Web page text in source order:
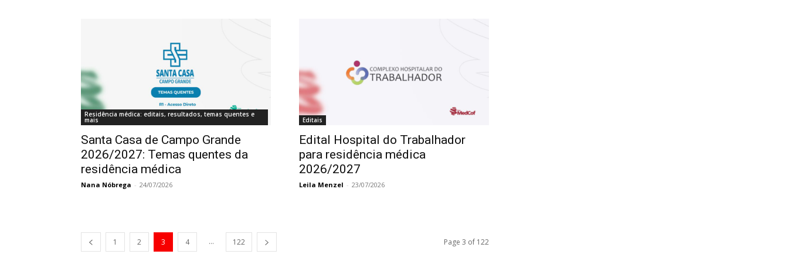
Residência médica: editais, resultados, temas quentes e
mais
Santa Casa de Campo Grande
2026/2027: Temas quentes da
residência médica
Nana Nóbrega - 24/07/2026
Editais
Edital Hospital do Trabalhador
para residência médica
2026/2027
Leila Menzel - 23/07/2026
1 2 3 4 ... 122 Page 3 of 122